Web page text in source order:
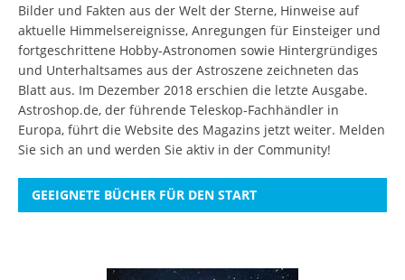
Bilder und Fakten aus der Welt der Sterne, Hinweise auf
aktuelle Himmelsereignisse, Anregungen für Einsteiger und
fortgeschrittene Hobby-Astronomen sowie Hintergründiges
und Unterhaltsames aus der Astroszene zeichneten das
Blatt aus. Im Dezember 2018 erschien die letzte Ausgabe.
Astroshop.de, der führende Teleskop-Fachhändler in
Europa, führt die Website des Magazins jetzt weiter. Melden
Sie sich an und werden Sie aktiv in der Community!
GEEIGNETE BÜCHER FÜR DEN START